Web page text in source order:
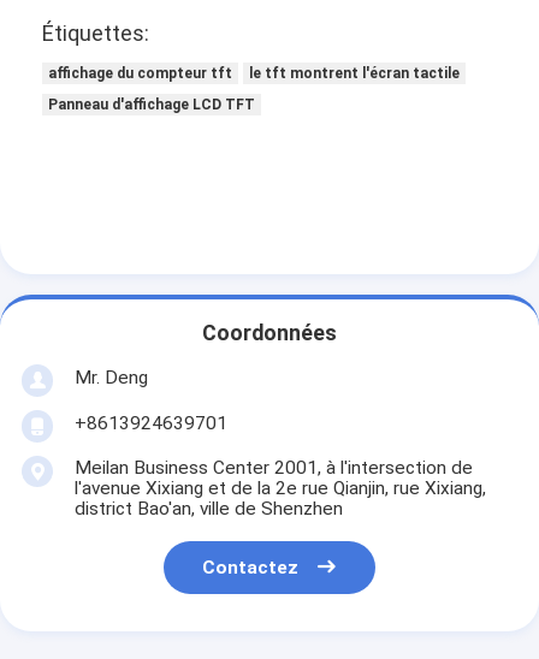
Étiquettes:
affichage du compteur tft
le tft montrent l'écran tactile
Panneau d'affichage LCD TFT
Coordonnées
Mr. Deng
+8613924639701
Meilan Business Center 2001, à l'intersection de
l'avenue Xixiang et de la 2e rue Qianjin, rue Xixiang,
district Bao'an, ville de Shenzhen
Contactez